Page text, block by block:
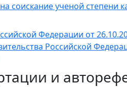
соискание ученой степени
Федерации от
Российской
и